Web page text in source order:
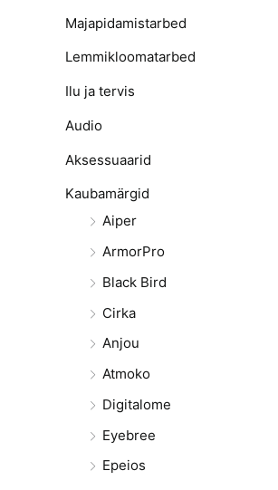
Majapidamistarbed
Lemmikloomatarbed
Ilu ja tervis
Audio
Aksessuaarid
Kaubamärgid
Aiper
ArmorPro
Black Bird
Cirka
Anjou
Atmoko
Digitalome
Eyebree
Epeios